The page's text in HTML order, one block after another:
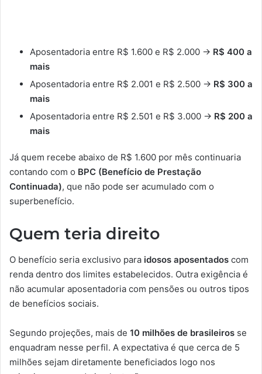
Aposentadoria entre R$ 1.600 e R$ 2.000 → R$ 400 a
mais
Aposentadoria entre R$ 2.001 e R$ 2.500 → R$ 300 a
mais
Aposentadoria entre R$ 2.501 e R$ 3.000 → R$ 200 a
mais
Já quem recebe abaixo de R$ 1.600 por mês continuaria
contando com o BPC (Benefício de Prestação
Continuada), que não pode ser acumulado com o
superbenefício.
Quem teria direito
O benefício seria exclusivo para idosos aposentados com
renda dentro dos limites estabelecidos. Outra exigência é
não acumular aposentadoria com pensões ou outros tipos
de benefícios sociais.
Segundo projeções, mais de 10 milhões de brasileiros se
enquadram nesse perfil. A expectativa é que cerca de 5
milhões sejam diretamente beneficiados logo nos